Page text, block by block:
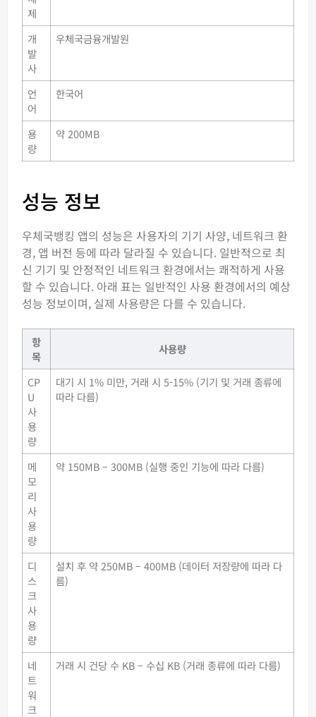
제
개
발
사
우체국금융개발원
언
어
한국어
용
량
약 200MB
성능 정보
우체국뱅킹 앱의 성능은 사용자의 기기 사양, 네트워크 환
경, 앱 버전 등에 따라 달라질 수 있습니다. 일반적으로 최
신 기기 및 안정적인 네트워크 환경에서는 쾌적하게 사용
할 수 있습니다. 아래 표는 일반적인 사용 환경에서의 예상
성능 정보이며, 실제 사용량은 다를 수 있습니다.
항
목
사용량
CP
U
사
용
량
대기 시 1% 미만, 거래 시 5-15% (기기 및 거래 종류에
따라 다름)
메
모
리
사
용
량
약 150MB – 300MB (실행 중인 기능에 따라 다름)
디
스
크
사
용
량
설치 후 약 250MB – 400MB (데이터 저장량에 따라 다
름)
네
트
워
크
거래 시 건당 수 KB – 수십 KB (거래 종류에 따라 다름)